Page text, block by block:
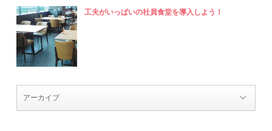
工夫がいっぱいの社員食堂を導入しよう！